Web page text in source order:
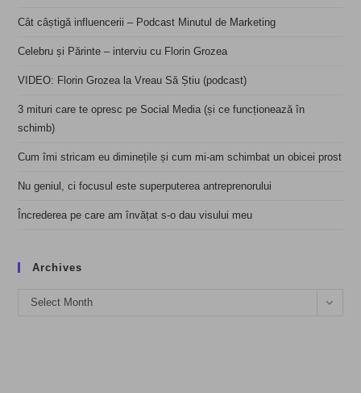
Cât câștigă influencerii – Podcast Minutul de Marketing
Celebru și Părinte – interviu cu Florin Grozea
VIDEO: Florin Grozea la Vreau Să Știu (podcast)
3 mituri care te opresc pe Social Media (și ce funcționează în
schimb)
Cum îmi stricam eu diminețile și cum mi-am schimbat un obicei prost
Nu geniul, ci focusul este superputerea antreprenorului
Încrederea pe care am învățat s-o dau visului meu
Archives
Archives
Select Month